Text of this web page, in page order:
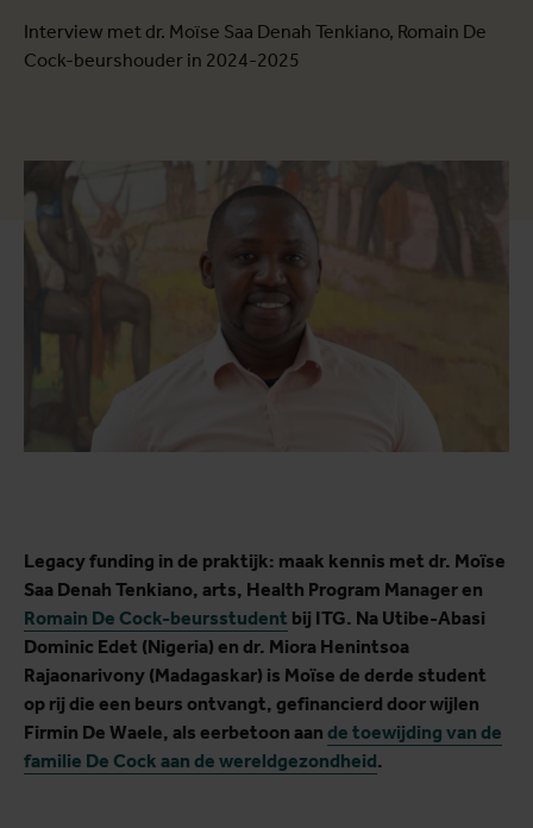
Interview met dr. Moïse Saa Denah Tenkiano, Romain De
Cock-beurshouder in 2024-2025
Legacy funding in de praktijk: maak kennis met dr. Moïse
Saa Denah Tenkiano, arts, Health Program Manager en
Romain De Cock-beursstudent bij ITG. Na Utibe-Abasi
Dominic Edet (Nigeria) en dr. Miora Henintsoa
Rajaonarivony (Madagaskar) is Moïse de derde student
op rij die een beurs ontvangt, gefinancierd door wijlen
Firmin De Waele, als eerbetoon aan de toewijding van de
familie De Cock aan de wereldgezondheid.